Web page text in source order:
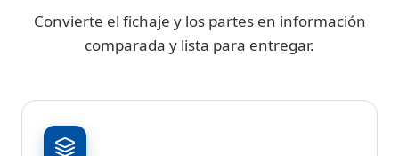
Convierte el fichaje y los partes en información
comparada y lista para entregar.